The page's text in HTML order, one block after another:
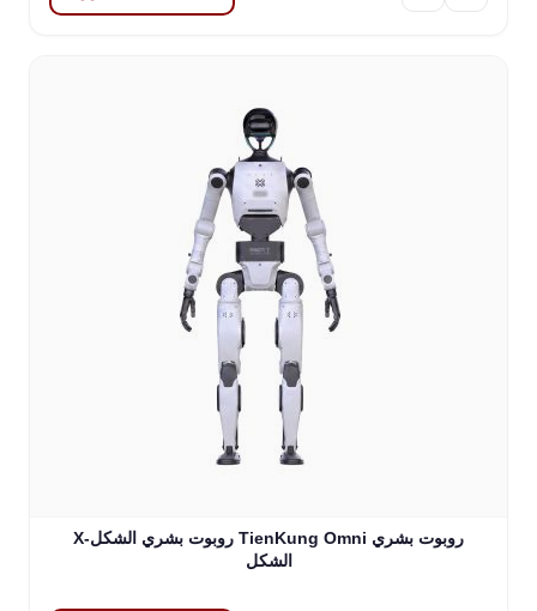
X-روبوت بشري الشكل TienKung Omni روبوت بشري
الشكل